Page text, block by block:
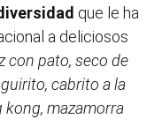
que le ha
a deliciosos
con pato, seco de
cabrito a la
mazamorra